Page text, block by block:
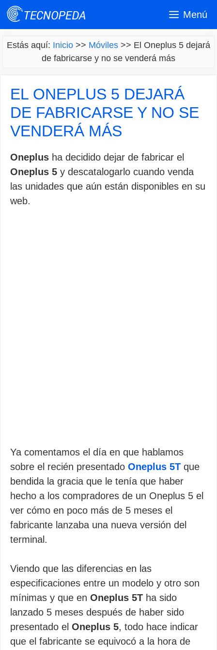
Saltar
Menú
Estás aquí: Inicio >> Móviles >> El Oneplus 5 dejará
de fabricarse y no se venderá más
EL ONEPLUS 5 DEJARÁ
DE FABRICARSE Y NO SE
VENDERÁ MÁS
Oneplus ha decidido dejar de fabricar el
Oneplus 5 y descatalogarlo cuando venda
las unidades que aún están disponibles en su
web.
Ya comentamos el día en que hablamos
sobre el recién presentado Oneplus 5T que
bendida la gracia que le tenía que haber
hecho a los compradores de un Oneplus 5 el
ver cómo en poco más de 5 meses el
fabricante lanzaba una nueva versión del
terminal.
Viendo que las diferencias en las
especificaciones entre un modelo y otro son
mínimas y que en Oneplus 5T ha sido
lanzado 5 meses después de haber sido
presentado el Oneplus 5, todo hace indicar
que el fabricante se equivocó a la hora de